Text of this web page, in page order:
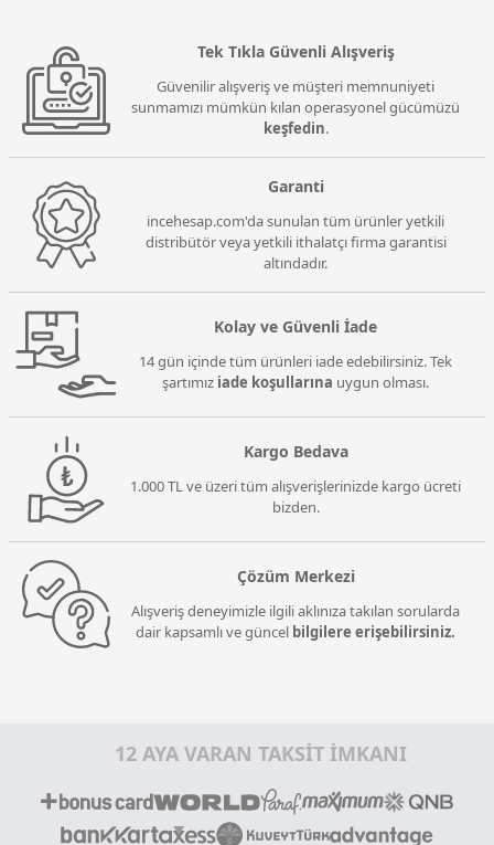
Tek Tıkla Güvenli Alışveriş
Güvenilir alışveriş ve müşteri memnuniyeti
sunmamızı mümkün kılan operasyonel gücümüzü
keşfedin.
Garanti
incehesap.com'da sunulan tüm ürünler yetkili
distribütör veya yetkili ithalatçı firma garantisi
altındadır.
Kolay ve Güvenli İade
14 gün içinde tüm ürünleri iade edebilirsiniz. Tek
şartımız iade koşullarına uygun olması.
Kargo Bedava
1.000 TL ve üzeri tüm alışverişlerinizde kargo ücreti
bizden.
Çözüm Merkezi
Alışveriş deneyimizle ilgili aklınıza takılan sorularda
dair kapsamlı ve güncel bilgilere erişebilirsiniz.
12 AYA VARAN TAKSİT İMKANI